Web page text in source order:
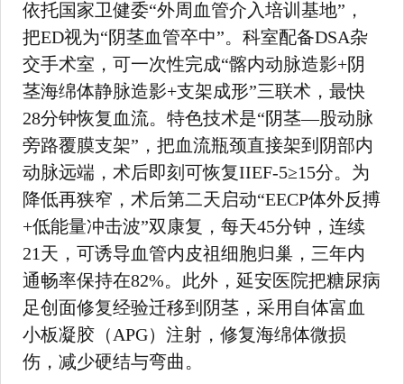
依托国家卫健委“外周血管介入培训基地”，
把ED视为“阴茎血管卒中”。科室配备DSA杂
交手术室，可一次性完成“髂内动脉造影+阴
茎海绵体静脉造影+支架成形”三联术，最快
28分钟恢复血流。特色技术是“阴茎—股动脉
旁路覆膜支架”，把血流瓶颈直接架到阴部内
动脉远端，术后即刻可恢复IIEF-5≥15分。为
降低再狭窄，术后第二天启动“EECP体外反搏
+低能量冲击波”双康复，每天45分钟，连续
21天，可诱导血管内皮祖细胞归巢，三年内
通畅率保持在82%。此外，延安医院把糖尿病
足创面修复经验迁移到阴茎，采用自体富血
小板凝胶（APG）注射，修复海绵体微损
伤，减少硬结与弯曲。